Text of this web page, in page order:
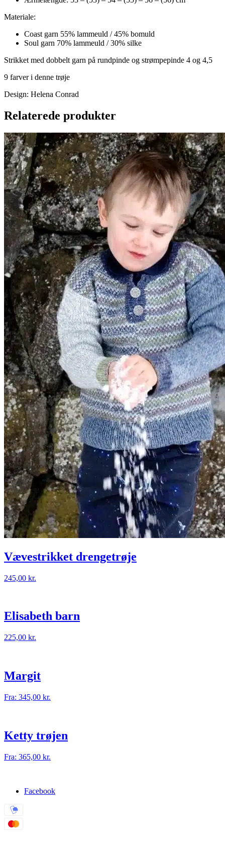
Materiale:
Coast garn 55% lammeuld / 45% bomuld
Soul garn 70% lammeuld / 30% silke
Strikket med dobbelt garn på rundpinde og strømpepinde 4 og 4,5
9 farver i denne trøje
Design: Helena Conrad
Relaterede produkter
Vævestrikket drengetrøje
245,00 kr.
Elisabeth barn
225,00 kr.
Margit
Fra: 345,00 kr.
Ketty trøjen
Fra: 365,00 kr.
Facebook